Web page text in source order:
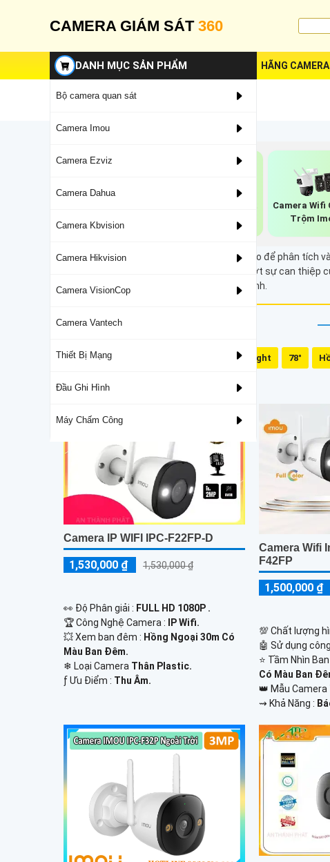
CAMERA GIÁM SÁT 360
DANH MỤC SẢN PHẨM
Bộ camera quan sát
Camera Imou
Camera Ezviz
Camera Dahua
Camera Kbvision
Camera Hikvision
Camera VisionCop
Camera Vantech
Thiết Bị Mạng
Đầu Ghi Hình
Máy Chấm Công
HÃNG
Camera Wifi
Trộm
Camera AI sử dụng công nghệ trí tuệ nhân tạo để phân tích
thể tự động hóa các tác vụ giám sát, giảm bớt sự can thiệp
chính xác và hiệu quả trong việc bảo vệ an ninh.
Dual Light 78°
Lắp Camera Wifi Imou Giá Rẻ
Camera IP WIFI IPC-F22FP-D
1,530,000 ₫ 1,530,000 ₫
️👀 Độ Phân giải : FULL HD 1080P .
🏆 Công Nghệ Camera :
IP Wifi.
💥 Xem ban đêm : Hồng Ngoại 30m Có
Màu Ban Đêm.
❄ Loại Camera Thân Plastic.
️ƒ Ưu Điểm : Thu Âm.
Camera Wifi
F42FP
1,500,000 ₫
💯 Chất lượng
🤖️ Sử dụng
⭐ Tầm Nhìn
Có Màu Ban
👑 Mẫu Camera
️⇝ Khả Năng :